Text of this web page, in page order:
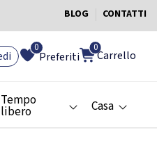
BLOG CONTATTI
Preferiti
0 0
Carrello
Tempo
libero Casa